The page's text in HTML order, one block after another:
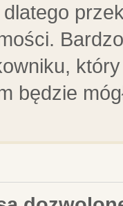
będzie